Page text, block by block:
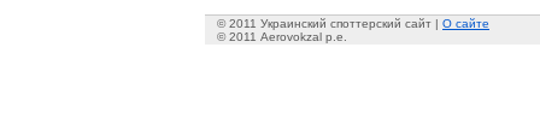
© 2011 Украинский споттерский сайт | О сайте
© 2011 Aerovokzal p.e.